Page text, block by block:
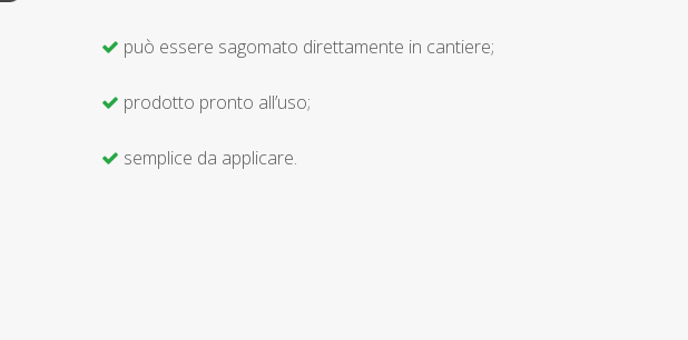
può essere sagomato direttamente in cantiere;
prodotto pronto all’uso;
semplice da applicare.